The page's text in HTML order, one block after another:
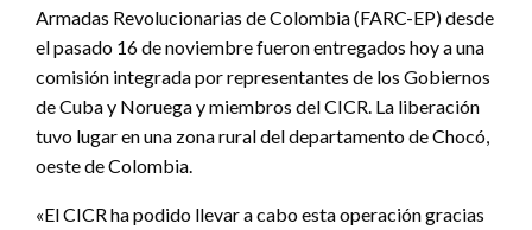
Armadas Revolucionarias de Colombia (FARC-EP) desde
el pasado 16 de noviembre fueron entregados hoy a una
comisión integrada por representantes de los Gobiernos
de Cuba y Noruega y miembros del CICR. La liberación
tuvo lugar en una zona rural del departamento de Chocó,
oeste de Colombia.
«El CICR ha podido llevar a cabo esta operación gracias